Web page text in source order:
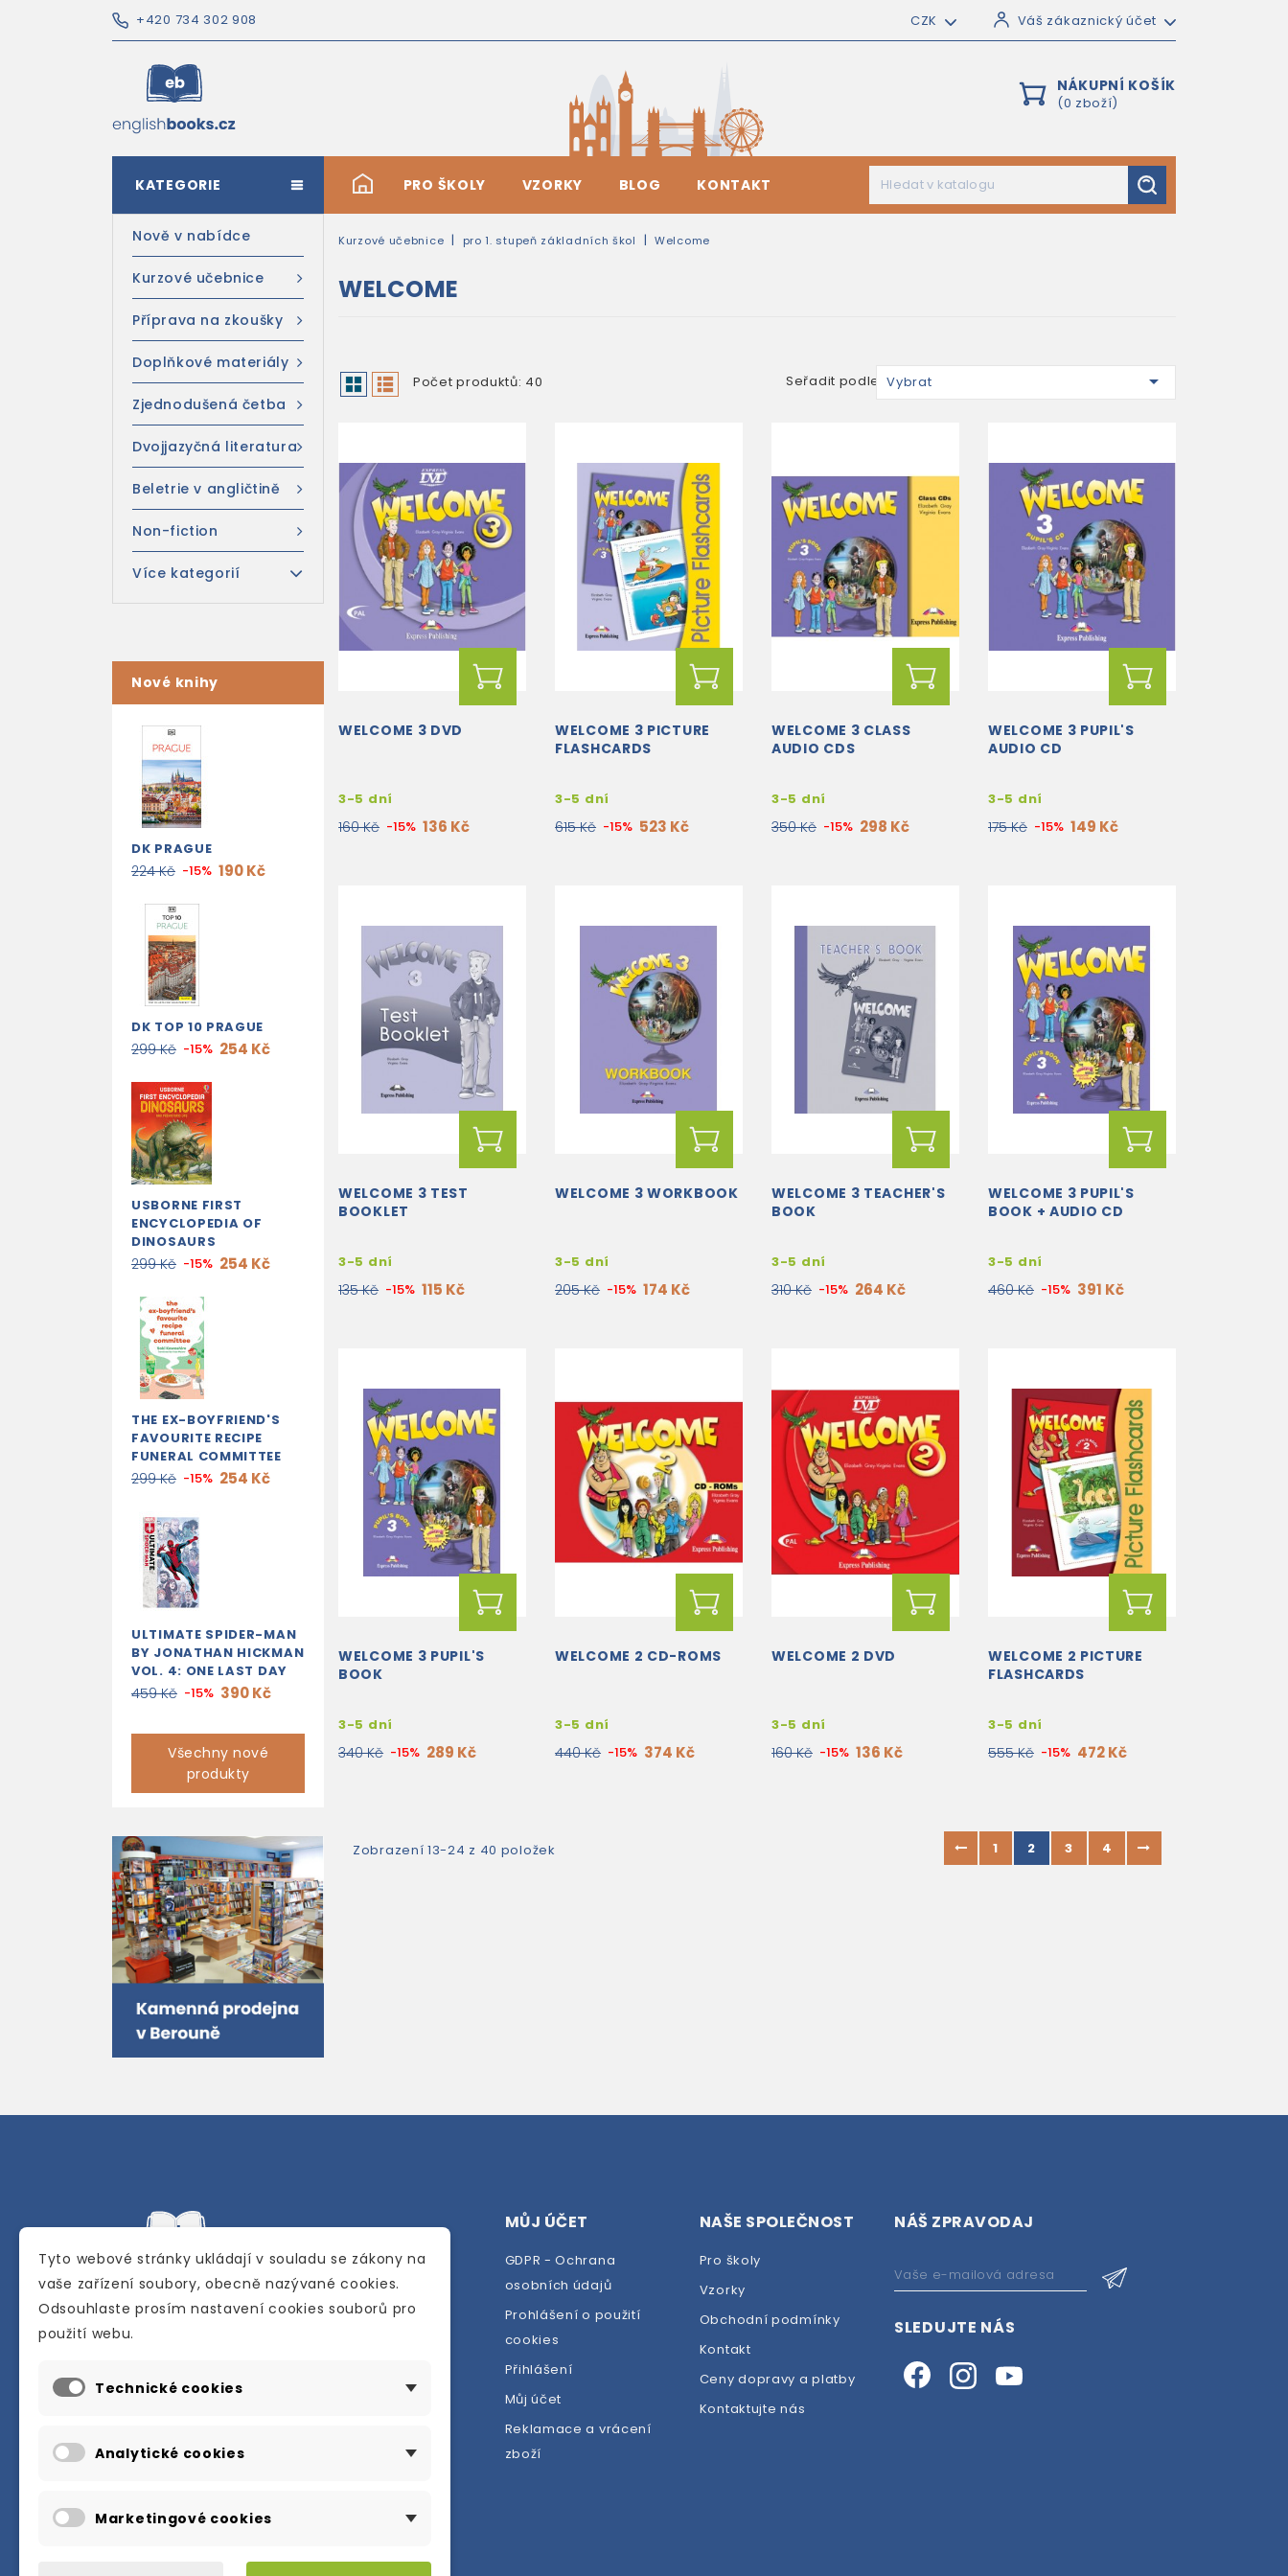
+420 734 302 908 CZK Váš zákaznický účet
NÁKUPNÍ KOŠÍK
(0 zboží)
# PRO ŠKOLY VZORKY BLOG KONTAKT
KATEGORIE
Nově v nabídce
Kurzové učebnice
Příprava na zkoušky
Doplňkové materiály
Zjednodušená četba
Dvojjazyčná literatura
Beletrie v angličtině
Non-fiction
Více kategorií
Nové knihy
DK PRAGUE
224 Kč -15% 190 Kč
DK TOP 10 PRAGUE
299 Kč -15% 254 Kč
USBORNE FIRST
ENCYCLOPEDIA OF
DINOSAURS
299 Kč -15% 254 Kč
THE EX-BOYFRIEND'S
FAVOURITE RECIPE
FUNERAL COMMITTEE
299 Kč -15% 254 Kč
ULTIMATE SPIDER-MAN
BY JONATHAN HICKMAN
VOL. 4: ONE LAST DAY
459 Kč -15% 390 Kč
Všechny nové
produkty
Kurzové učebnice pro 1. stupeň základních škol Welcome
WELCOME
Počet produktů: 40 Seřadit podle: Vybrat 
WELCOME 3 DVD
3-5 dní
160 Kč -15% 136 Kč
WELCOME 3 PICTURE
FLASHCARDS
3-5 dní
615 Kč -15% 523 Kč
WELCOME 3 CLASS
AUDIO CDS
3-5 dní
350 Kč -15% 298 Kč
WELCOME 3 PUPIL'S
AUDIO CD
3-5 dní
175 Kč -15% 149 Kč
WELCOME 3 TEST
BOOKLET
3-5 dní
135 Kč -15% 115 Kč
WELCOME 3 WORKBOOK
3-5 dní
205 Kč -15% 174 Kč
WELCOME 3 TEACHER'S
BOOK
3-5 dní
310 Kč -15% 264 Kč
WELCOME 3 PUPIL'S
BOOK + AUDIO CD
3-5 dní
460 Kč -15% 391 Kč
WELCOME 3 PUPIL'S
BOOK
3-5 dní
340 Kč -15% 289 Kč
WELCOME 2 CD-ROMS
3-5 dní
440 Kč -15% 374 Kč
WELCOME 2 DVD
3-5 dní
160 Kč -15% 136 Kč
WELCOME 2 PICTURE
FLASHCARDS
3-5 dní
555 Kč -15% 472 Kč
Zobrazení 13-24 z 40 položek 1 2 3 4
Internetové a kamenné knihkupectví se
anglického jazyka.
Karly Machové 48 Beroun 266 01
info@englishbooks.cz
MŮJ ÚČET
GDPR - Ochrana
osobních údajů
Prohlášení o použití
cookies
Přihlášení
Můj účet
Reklamace a vrácení
zboží
NAŠE SPOLEČNOST
Pro školy
Vzorky
Obchodní podmínky
Kontakt
Ceny dopravy a platby
Kontaktujte nás
NÁŠ ZPRAVODAJ
SLEDUJTE NÁS
Tyto webové stránky ukládají v souladu se zákony na
vaše zařízení soubory, obecně nazývané cookies.
Odsouhlaste prosím nastavení cookies souborů pro
použití webu.
Technické cookies
Analytické cookies
Marketingové cookies